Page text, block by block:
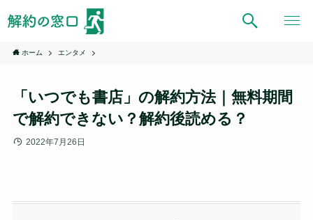
ホーム エンタメ
「いつでも書店」の解約方法｜無料期間
で解約できない？解約後読める？
2022年7月26日